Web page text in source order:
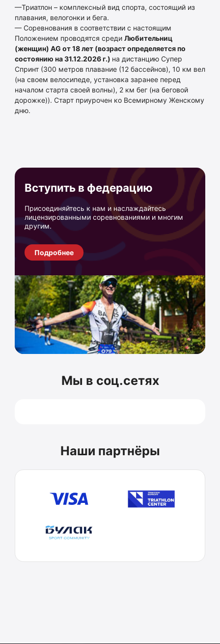
—Триатлон – комплексный вид спорта, состоящий из
плавания, велогонки и бега.
— Соревнования в соответствии с настоящим
Положением проводятся среди Любительниц
(женщин) AG от 18 лет (возраст определяется по
состоянию на 31.12.2026 г.) на дистанцию Супер
Спринт (300 метров плавание (12 бассейнов), 10 км вел
(на своем велосипеде, установка заранее перед
началом старта своей волны), 2 км бег (на беговой
дорожке)). Старт приурочен ко Всемирному Женскому
дню.
Наши партнёры
Мы в соц.сетях
Вступить в федерацию
Присоединяйтесь к нам и наслаждайтесь
лицензированными соревнованиями и многим
другим.
Подробнее